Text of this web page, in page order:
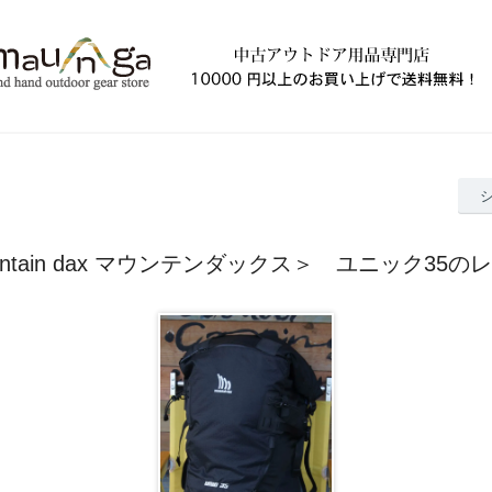
dax マウンテンダックス＞ ユニック35の